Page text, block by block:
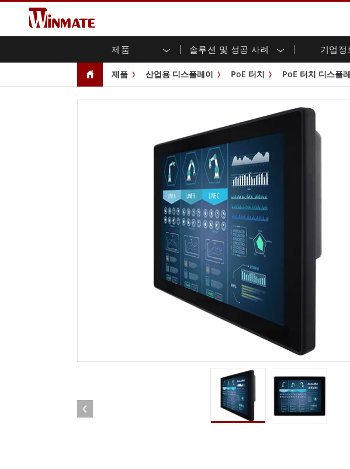
제품 솔루션 및 성공 사례 기업정
엔터프라이즈 모빌리티
러기드 노트북
러기드 태블릿 컨트롤러
안드로이드 러기드 태블릿
산업용 디스플레이
멀티터치(P-CAP)
오픈 프레임
패널 마운트
전면 IP65
PoE 터치
USB Type-C
스테인리스 시리
즈
실외 디
G-WIN
ATEX 등급
차량 탑재형 컴퓨터
Windows 차량 탑재 컴퓨터
안드로이드 차량 탑재 컴퓨터
차량 탑재 컴퓨터용 태블릿
임베디드 컴퓨팅
박스 PC / 방수 러기드 PC IP65
IoT 게이트웨이
라디오 게이트웨이
견고한 로봇 컨트롤러 석유 및 가스, ATEX 등급
ATEX 등급 러기드 태블릿
ATEX 등급 내구성형 핸드헬드
ATEX 등급 패널 PC
견고한 로봇 컨트롤러 솔루션 AI 준비
농업
교통
IIoT 및 엣지 컴퓨팅
지능형 로보틱스 시스템
셀프 서비스 키오스크
정부
성공 사례
Winmate에 대하여 투자자 관계
보증 다운로드 센터
마케팅 포털
파일 공유
새로운 제품 뉴스레터
무역 박람회 이벤트
유튜브 채널
제품 산업용 디스플레이 PoE 터치 PoE 터치 디스플